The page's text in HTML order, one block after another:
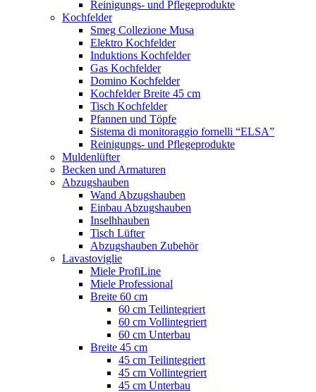
Reinigungs- und Pflegeprodukte
Kochfelder
Smeg Collezione Musa
Elektro Kochfelder
Induktions Kochfelder
Gas Kochfelder
Domino Kochfelder
Kochfelder Breite 45 cm
Tisch Kochfelder
Pfannen und Töpfe
Sistema di monitoraggio fornelli “ELSA”
Reinigungs- und Pflegeprodukte
Muldenlüfter
Becken und Armaturen
Abzugshauben
Wand Abzugshauben
Einbau Abzugshauben
Inselhhauben
Tisch Lüfter
Abzugshauben Zubehör
Lavastoviglie
Miele ProfiLine
Miele Professional
Breite 60 cm
60 cm Teilintegriert
60 cm Vollintegriert
60 cm Unterbau
Breite 45 cm
45 cm Teilintegriert
45 cm Vollintegriert
45 cm Unterbau